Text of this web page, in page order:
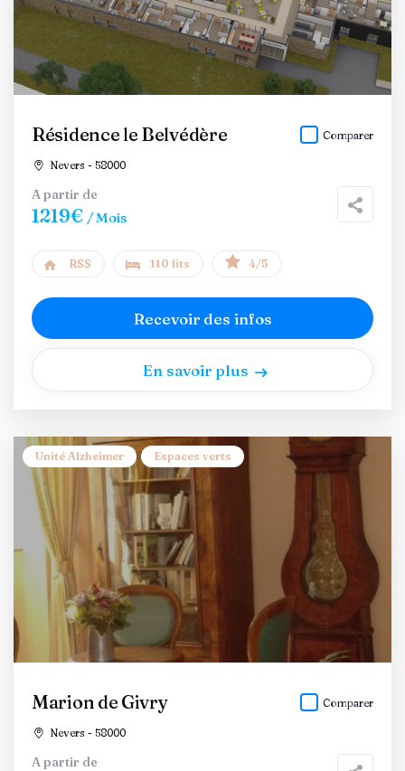
Résidence le Belvédère
Nevers - 58000
Comparer
A partir de
1219€ / Mois
RSS 110 lits 4/5
Recevoir des infos
En savoir plus
Unité Alzheimer Espaces verts
Marion de Givry
Nevers - 58000
Comparer
A partir de